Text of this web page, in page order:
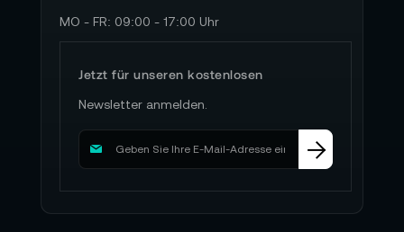
MO - FR: 09:00 - 17:00 Uhr
Jetzt für unseren kostenlosen
Newsletter anmelden.
M
d